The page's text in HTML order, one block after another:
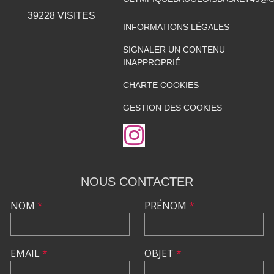
39228VISITES
INFORMATIONS LÉGALES
SIGNALER UN CONTENU
INAPPROPRIÉ
CHARTE COOKIES
GESTION DES COOKIES
NOUS CONTACTER
NOM *
EMAIL*
PRÉNOM *
OBJET *